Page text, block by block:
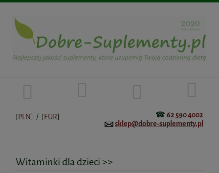
[PLN] / [EUR] ☎ 62 590 4002
sklep@dobre-suplementy.pl
Witaminki dla dzieci >>